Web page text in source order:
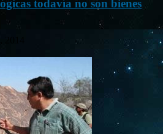
todavía no son bienes